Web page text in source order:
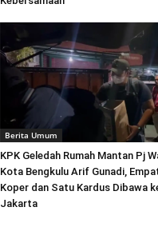
Berita Umum
KPK Geledah Rumah Mantan Pj
Kota Bengkulu Arif Gunadi,
Koper dan Satu Kardus Dibawa
Jakarta